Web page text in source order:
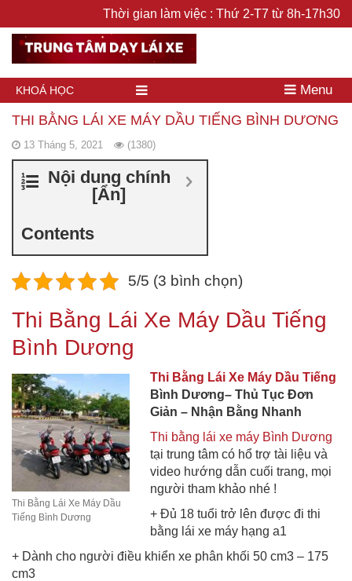
Thời gian làm việc : Thứ 2-T7 từ 8h-17h30
KHOÁ HỌC Menu
THI BẰNG LÁI XE MÁY DẦU TIẾNG BÌNH DƯƠNG
13 Tháng 5, 2021 (1380)
Nội dung chính
[Ẩn]
Contents
5/5 (3 bình chọn)
Thi Bằng Lái Xe Máy Dầu Tiếng
Bình Dương
Thi Bằng Lái Xe Máy Dầu
Tiếng Bình Dương
Thi Bằng Lái Xe Máy Dầu Tiếng
Bình Dương– Thủ Tục Đơn
Giản – Nhận Bằng Nhanh
Thi bằng lái xe máy Bình Dương
tại trung tâm có hổ trợ tài liệu và
video hướng dẫn cuối trang, mọi
người tham khảo nhé !
+ Đủ 18 tuổi trở lên được đi thi
bằng lái xe máy hạng a1
+ Dành cho người điều khiển xe phân khối 50 cm3 – 175
cm3